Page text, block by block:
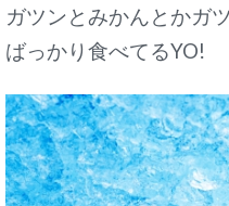
ガツンとみかんとかガ
ばっかり食べてるYO!